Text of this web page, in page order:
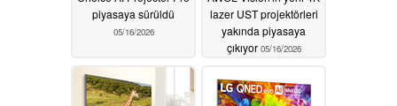
piyasaya sürüldü
05/16/2026
lazer UST projektörleri
yakında piyasaya
çıkıyor 05/16/2026